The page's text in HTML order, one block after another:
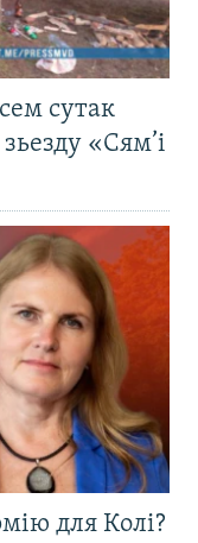
сутак
«Сям’і
для Колі?